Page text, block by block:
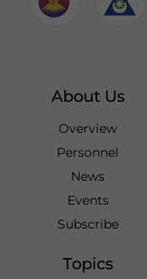
About Us
Overview
Personnel
News
Events
Subscribe
Topics